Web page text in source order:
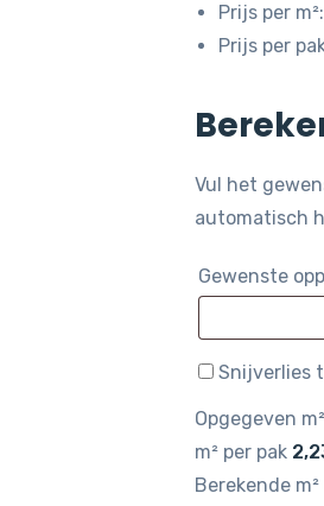
Prijs per
Prijs per
Vul het
automatisch
Gewenste
Snijverlies
Opgegeven m²
m² per pak
Berekende m²